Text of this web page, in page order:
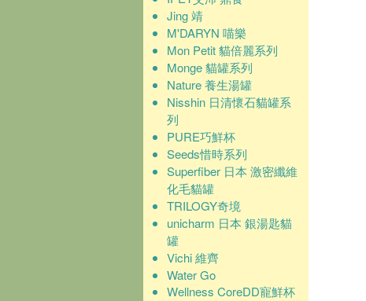
Jing 靖
M'DARYN 喵樂
Mon Petit 貓倍麗系列
Monge 貓罐系列
Nature 養生湯罐
Nisshin 日清懷石貓罐系
列
PURE巧鮮杯
Seeds惜時系列
Superfiber 日本 激密纖維
化毛貓罐
TRILOGY奇境
unicharm 日本 銀湯匙貓
罐
Vichi 維齊
Water Go
Wellness CoreDD寵鮮杯